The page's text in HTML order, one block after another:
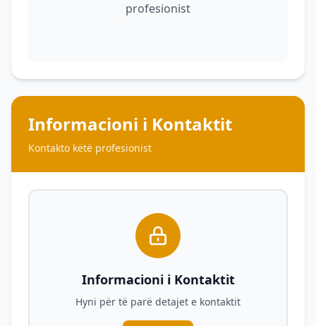
profesionist
Informacioni i Kontaktit
Kontakto këtë profesionist
Informacioni i Kontaktit
Hyni për të parë detajet e kontaktit